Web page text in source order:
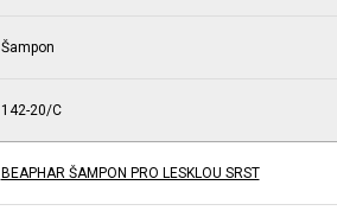
Šampon
142-20/C
BEAPHAR ŠAMPON PRO LESKLOU SRST